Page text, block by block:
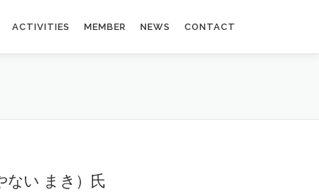
ACTIVITIES MEMBER NEWS CONTACT
ない まき）氏